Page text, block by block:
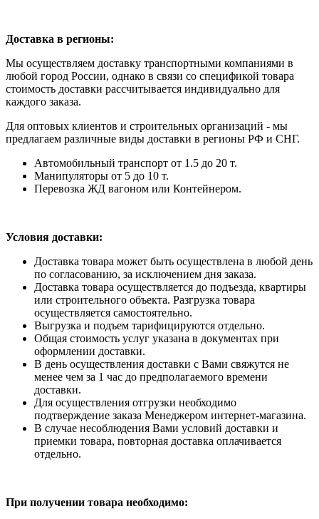
Доставка в регионы:
Мы осуществляем доставку транспортными компаниями в
любой город России, однако в связи со спецификой товара
стоимость доставки рассчитывается индивидуально для
каждого заказа.
Для оптовых клиентов и строительных организаций - мы
предлагаем различные виды доставки в регионы РФ и СНГ.
Автомобильный транспорт от 1.5 до 20 т.
Манипуляторы от 5 до 10 т.
Перевозка ЖД вагоном или Контейнером.
Условия доставки:
Доставка товара может быть осуществлена в любой день
по согласованию, за исключением дня заказа.
Доставка товара осуществляется до подъезда, квартиры
или строительного объекта. Разгрузка товара
осуществляется самостоятельно.
Выгрузка и подъем тарифицируются отдельно.
Общая стоимость услуг указана в документах при
оформлении доставки.
В день осуществления доставки с Вами свяжутся не
менее чем за 1 час до предполагаемого времени
доставки.
Для осуществления отгрузки необходимо
подтверждение заказа Менеджером интернет-магазина.
В случае несоблюдения Вами условий доставки и
приемки товара, повторная доставка оплачивается
отдельно.
При получении товара необходимо: